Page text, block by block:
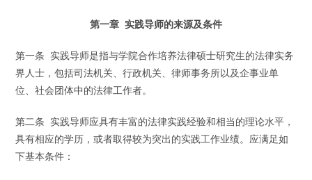
第一章 实践导师的来源及条件
第一条 实践导师是指与学院合作培养法律硕士研究生的法律实务
界人士，包括司法机关、行政机关、律师事务所以及企事业单
位、社会团体中的法律工作者。
第二条 实践导师应具有丰富的法律实践经验和相当的理论水平，
具有相应的学历，或者取得较为突出的实践工作业绩。应满足如
下基本条件：